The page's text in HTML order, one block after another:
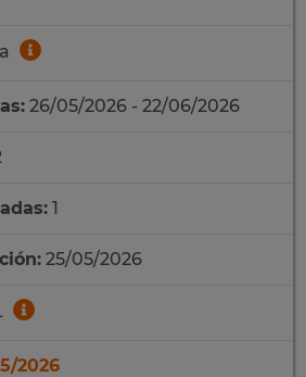
26/05/2026 - 22/06/2026
1
25/05/2026
2026